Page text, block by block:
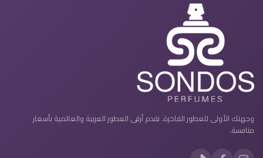
وجهتك الأولى للعطور الفاخرة. نقدم أرقى العطور العربية والعالمية بأسعار
منافسة.